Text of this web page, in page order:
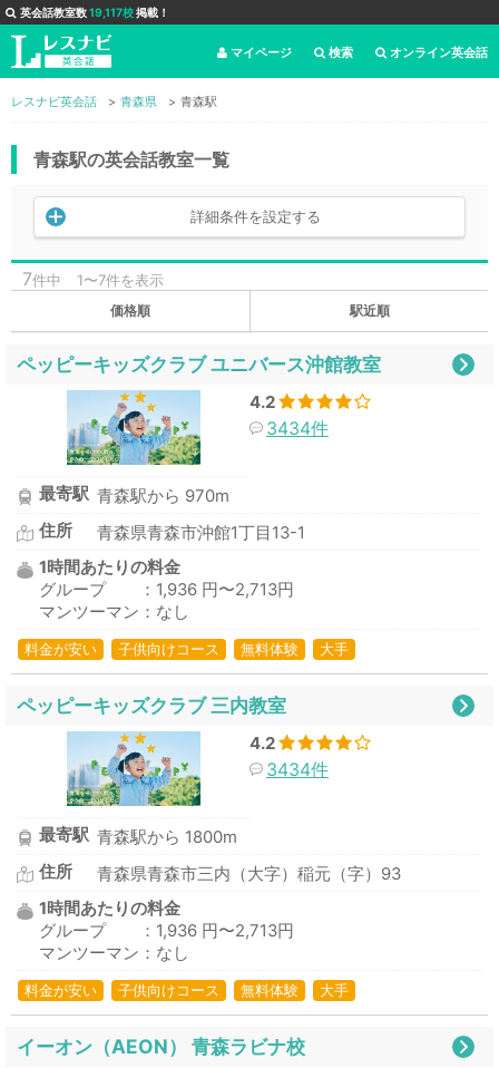
英会話教室数19,117校掲載！
オンライン英会話
検索
マイページ
レスナビ英会話 青森県 青森駅
青森駅の英会話教室一覧
詳細条件を設定する
7件中 1〜7件を表示
価格順 駅近順
ペッピーキッズクラブ ユニバース沖館教室
4.2
3434件
最寄駅 青森駅から 970m
住所
青森県青森市沖館1丁目13-1
1時間あたりの料金
グループ ：1,936 円〜2,713円
マンツーマン：なし
料金が安い 子供向けコース 無料体験 大手
ペッピーキッズクラブ 三内教室
4.2
3434件
最寄駅 青森駅から 1800m
住所
青森県青森市三内（大字）稲元（字）93
1時間あたりの料金
グループ ：1,936 円〜2,713円
マンツーマン：なし
料金が安い 子供向けコース 無料体験 大手
イーオン（AEON） 青森ラビナ校